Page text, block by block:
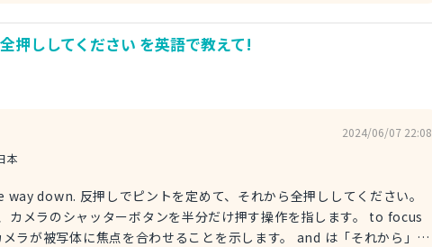
いです。
押ししてください を英語で教えて!
本
2024/06/07 22:08
全押ししてください。
メラのシャッターボタンを半分だけ押す操作を指します。 to focus
ラが被写体に焦点を合わせることを示します。 and は「それから」と